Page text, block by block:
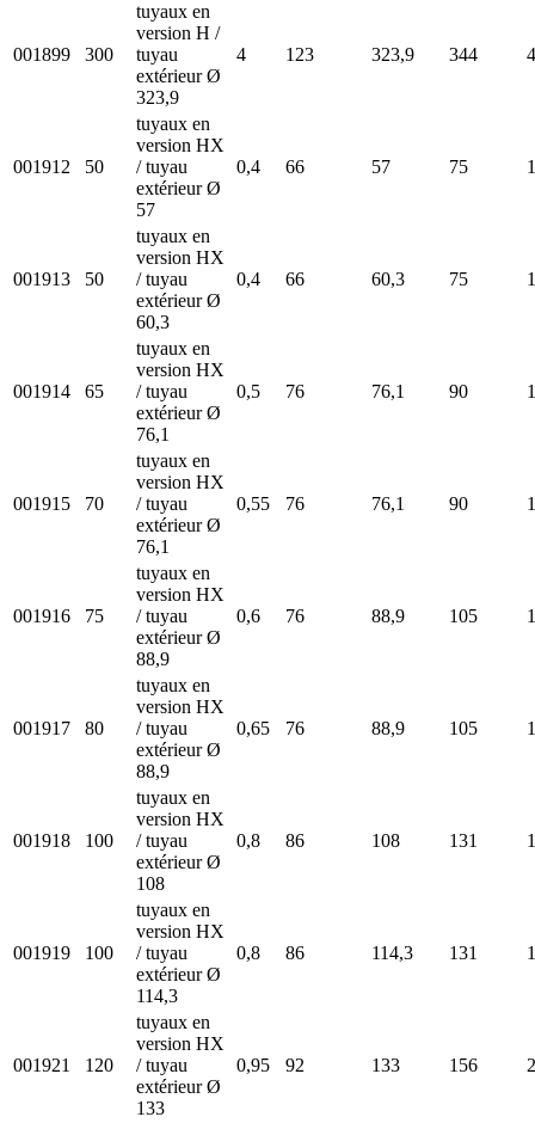
001899 300
tuyaux en
version H /
tuyau
extérieur Ø
323,9
4 123 323,9 344
001912 50
tuyaux en
version HX
/ tuyau
extérieur Ø
57
0,4 66 57 75
001913 50
tuyaux en
version HX
/ tuyau
extérieur Ø
60,3
0,4 66 60,3 75
001914 65
tuyaux en
version HX
/ tuyau
extérieur Ø
76,1
0,5 76 76,1 90
001915 70
tuyaux en
version HX
/ tuyau
extérieur Ø
76,1
0,55 76 76,1 90
001916 75
tuyaux en
version HX
/ tuyau
extérieur Ø
88,9
0,6 76 88,9 105
001917 80
tuyaux en
version HX
/ tuyau
extérieur Ø
88,9
0,65 76 88,9 105
001918 100
tuyaux en
version HX
/ tuyau
extérieur Ø
108
0,8 86 108 131
001919 100
tuyaux en
version HX
/ tuyau
extérieur Ø
114,3
0,8 86 114,3 131
001921 120
tuyaux en
version HX
/ tuyau
extérieur Ø
133
0,95 92 133 156